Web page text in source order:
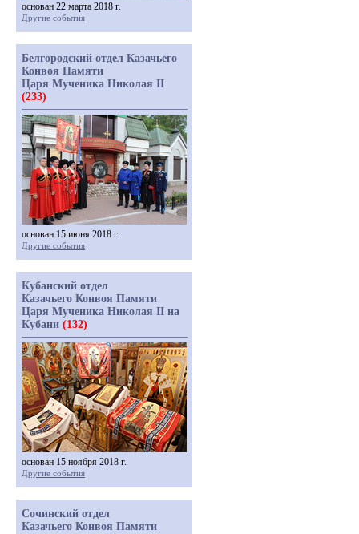
основан 22 марта 2018 г.
Другие события
Белгородский отдел Казачьего
Конвоя Памяти
Царя Мученика Николая II
(233)
основан 15 июня 2018 г.
Другие события
Кубанский отдел
Казачьего Конвоя Памяти
Царя Мученика Николая II на
Кубани (132)
основан 15 ноября 2018 г.
Другие события
Сочинский отдел
Казачьего Конвоя Памяти